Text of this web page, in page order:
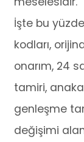
İşte bu
kodları,
onarım, 24
tamiri,
genleşme
değişimi